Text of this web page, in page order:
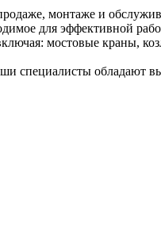
монтаже и
для эффективной
мостовые краны,
обладают